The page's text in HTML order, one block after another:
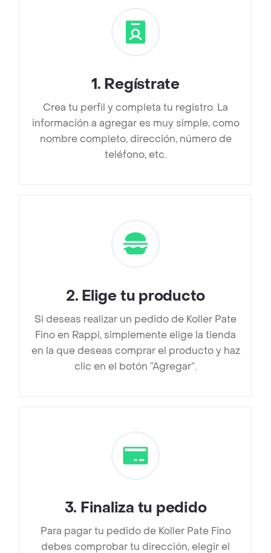
1. Regístrate
Crea tu perfil y completa tu registro. La
información a agregar es muy simple, como
nombre completo, dirección, número de
teléfono, etc.
2. Elige tu producto
Si deseas realizar un pedido de Koller Pate
Fino en Rappi, simplemente elige la tienda
en la que deseas comprar el producto y haz
clic en el botón “Agregar”.
3. Finaliza tu pedido
Para pagar tu pedido de Koller Pate Fino
debes comprobar tu dirección, elegir el